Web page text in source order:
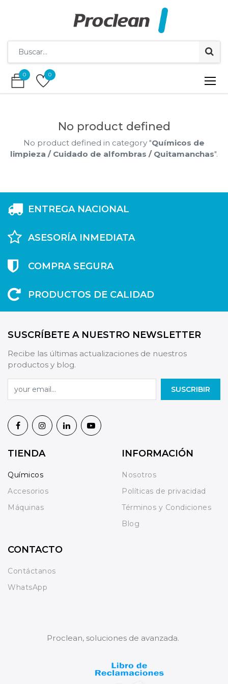
0 0
0 0
No product defined
No product defined in category "Químicos de
limpieza / Cuidado de alfombras / Quitamanchas".
ENTREGA NACIONAL
ASESORÍA INMEDIATA
COMPRA SEGURA
PRODUCTOS DE CALIDAD
SUSCRÍBETE A NUESTRO NEWSLETTER
Recibe las últimas actualizaciones de nuestros
productos y blog.
SUSCRIBIR
TIENDA
Químicos
Accesorios
Máquinas
INFORMACIÓN
Nosotros
Políticas de privacidad
Términos y Condiciones
Blog
CONTACTO
Contáctanos
WhatsApp
Proclean, soluciones de avanzada.